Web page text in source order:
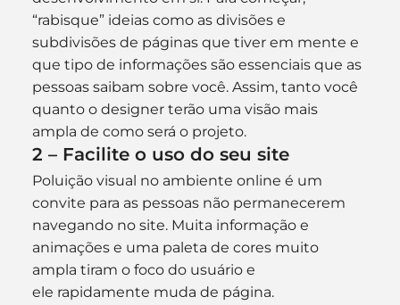
“rabisque” ideias como as divisões e
subdivisões de páginas que tiver em mente e
que tipo de informações são essenciais que as
pessoas saibam sobre você. Assim, tanto você
quanto o designer terão uma visão mais
ampla de como será o projeto.
2 – Facilite o uso do seu site
Poluição visual no ambiente online é um
convite para as pessoas não permanecerem
navegando no site. Muita informação e
animações e uma paleta de cores muito
ampla tiram o foco do usuário e
ele rapidamente muda de página.